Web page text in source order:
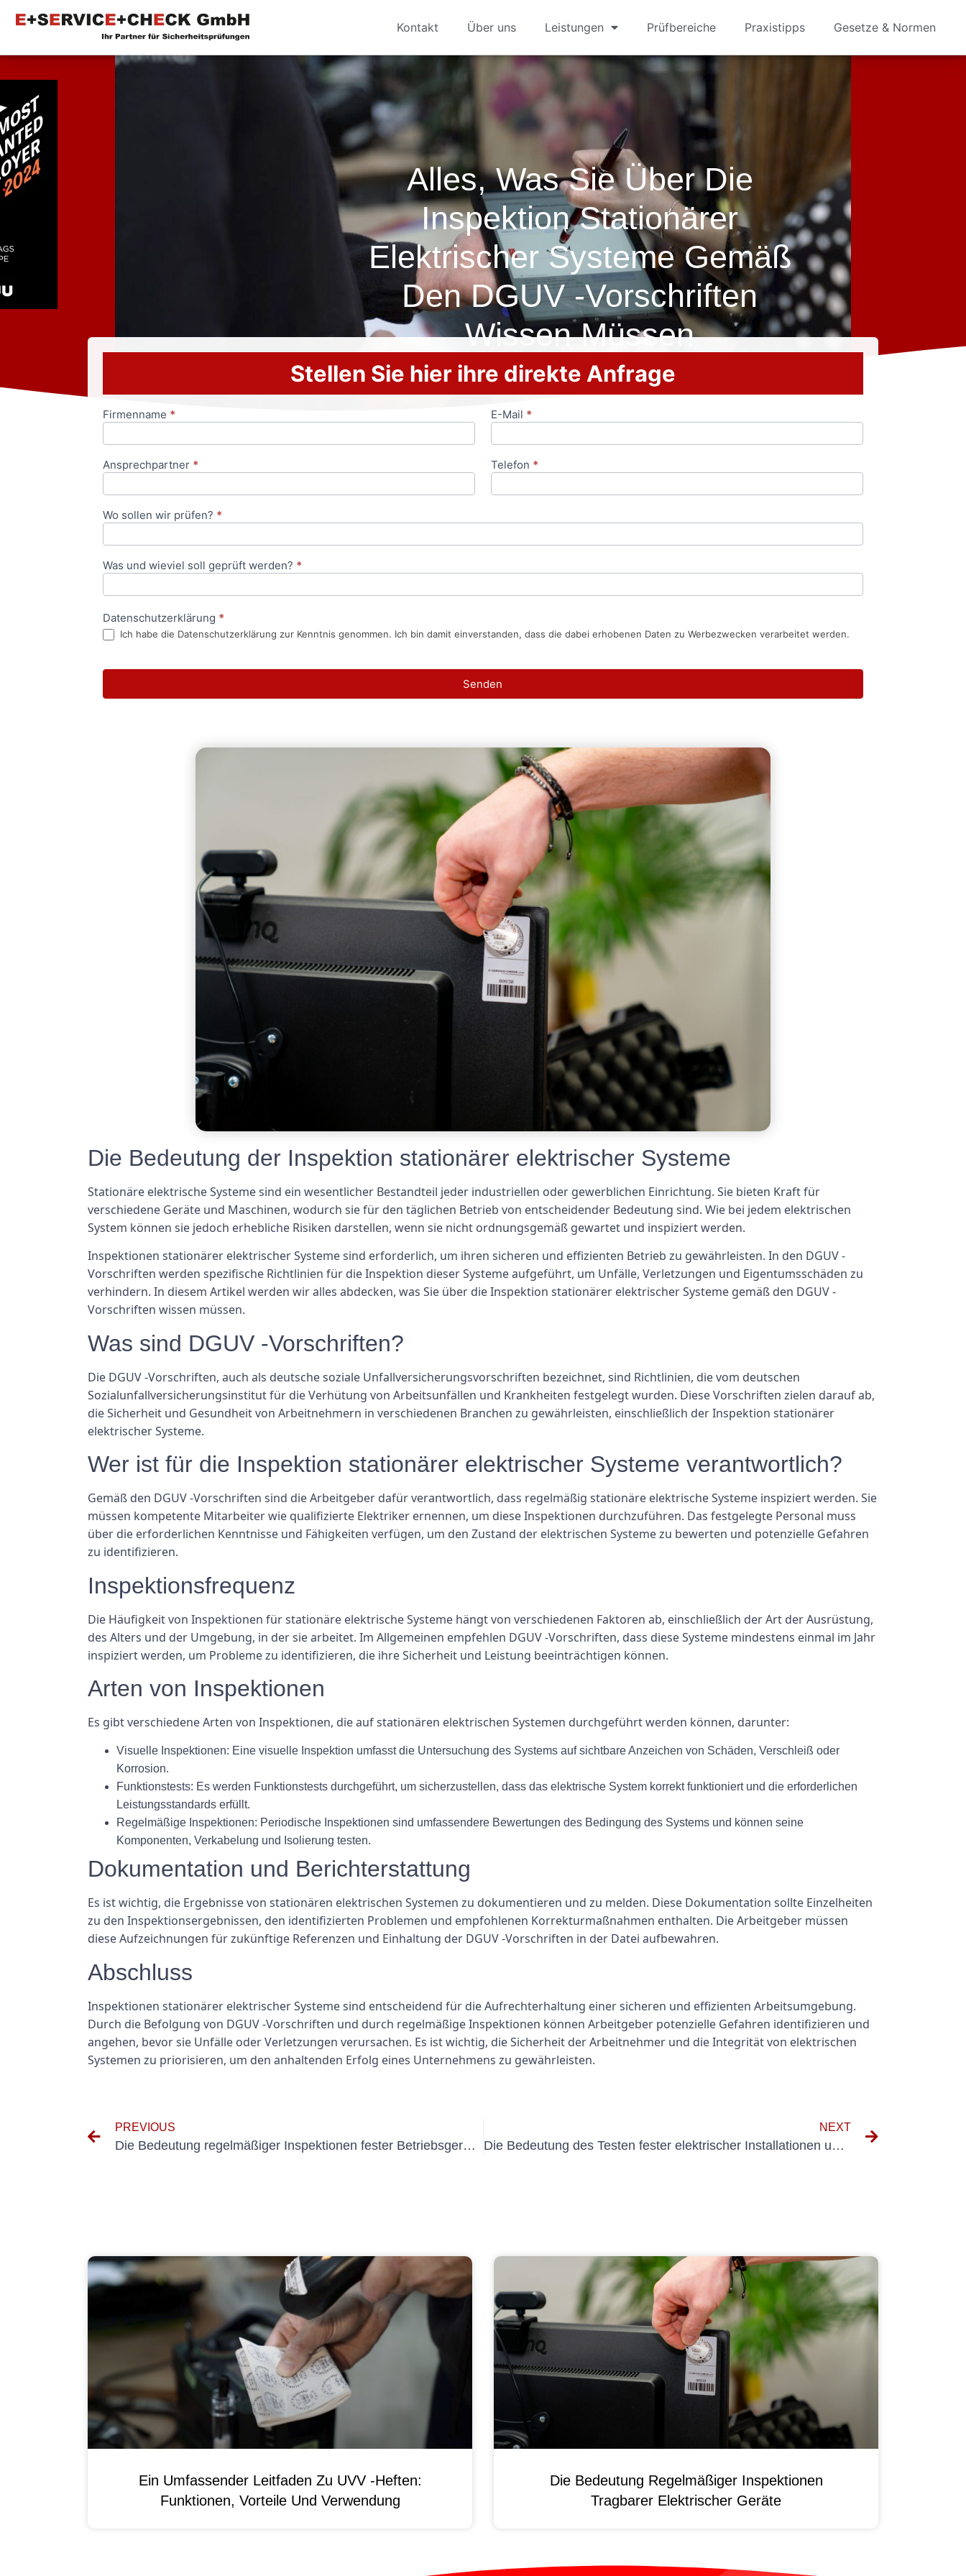
Kontakt Über uns Leistungen Prüfbereiche Praxistipps Gesetze & Normen
Alles, Was Sie Über Die
Inspektion Stationärer
Elektrischer Systeme Gemäß
Den DGUV -Vorschriften
Wissen Müssen
Stellen Sie hier ihre direkte Anfrage
Anfrageformular
Firmenname * E-Mail *
Ansprechpartner * Telefon *
Wo sollen wir prüfen? *
Was und wieviel soll geprüft werden? *
Datenschutzerklärung *
Ich habe die Datenschutzerklärung zur Kenntnis genommen. Ich bin damit einverstanden, dass die dabei erhobenen Daten zu Werbezwecken verarbeitet werden.
Senden
Die Bedeutung der Inspektion stationärer elektrischer Systeme
Stationäre elektrische Systeme sind ein wesentlicher Bestandteil jeder industriellen oder gewerblichen Einrichtung. Sie bieten Kraft für
verschiedene Geräte und Maschinen, wodurch sie für den täglichen Betrieb von entscheidender Bedeutung sind. Wie bei jedem elektrischen
System können sie jedoch erhebliche Risiken darstellen, wenn sie nicht ordnungsgemäß gewartet und inspiziert werden.
Inspektionen stationärer elektrischer Systeme sind erforderlich, um ihren sicheren und effizienten Betrieb zu gewährleisten. In den DGUV -
Vorschriften werden spezifische Richtlinien für die Inspektion dieser Systeme aufgeführt, um Unfälle, Verletzungen und Eigentumsschäden zu
verhindern. In diesem Artikel werden wir alles abdecken, was Sie über die Inspektion stationärer elektrischer Systeme gemäß den DGUV -
Vorschriften wissen müssen.
Was sind DGUV -Vorschriften?
Die DGUV -Vorschriften, auch als deutsche soziale Unfallversicherungsvorschriften bezeichnet, sind Richtlinien, die vom deutschen
Sozialunfallversicherungsinstitut für die Verhütung von Arbeitsunfällen und Krankheiten festgelegt wurden. Diese Vorschriften zielen darauf ab,
die Sicherheit und Gesundheit von Arbeitnehmern in verschiedenen Branchen zu gewährleisten, einschließlich der Inspektion stationärer
elektrischer Systeme.
Wer ist für die Inspektion stationärer elektrischer Systeme verantwortlich?
Gemäß den DGUV -Vorschriften sind die Arbeitgeber dafür verantwortlich, dass regelmäßig stationäre elektrische Systeme inspiziert werden. Sie
müssen kompetente Mitarbeiter wie qualifizierte Elektriker ernennen, um diese Inspektionen durchzuführen. Das festgelegte Personal muss
über die erforderlichen Kenntnisse und Fähigkeiten verfügen, um den Zustand der elektrischen Systeme zu bewerten und potenzielle Gefahren
zu identifizieren.
Inspektionsfrequenz
Die Häufigkeit von Inspektionen für stationäre elektrische Systeme hängt von verschiedenen Faktoren ab, einschließlich der Art der Ausrüstung,
des Alters und der Umgebung, in der sie arbeitet. Im Allgemeinen empfehlen DGUV -Vorschriften, dass diese Systeme mindestens einmal im Jahr
inspiziert werden, um Probleme zu identifizieren, die ihre Sicherheit und Leistung beeinträchtigen können.
Arten von Inspektionen
Es gibt verschiedene Arten von Inspektionen, die auf stationären elektrischen Systemen durchgeführt werden können, darunter:
Visuelle Inspektionen: Eine visuelle Inspektion umfasst die Untersuchung des Systems auf sichtbare Anzeichen von Schäden, Verschleiß oder
Korrosion.
Funktionstests: Es werden Funktionstests durchgeführt, um sicherzustellen, dass das elektrische System korrekt funktioniert und die erforderlichen
Leistungsstandards erfüllt.
Regelmäßige Inspektionen: Periodische Inspektionen sind umfassendere Bewertungen des Bedingung des Systems und können seine
Komponenten, Verkabelung und Isolierung testen.
Dokumentation und Berichterstattung
Es ist wichtig, die Ergebnisse von stationären elektrischen Systemen zu dokumentieren und zu melden. Diese Dokumentation sollte Einzelheiten
zu den Inspektionsergebnissen, den identifizierten Problemen und empfohlenen Korrekturmaßnahmen enthalten. Die Arbeitgeber müssen
diese Aufzeichnungen für zukünftige Referenzen und Einhaltung der DGUV -Vorschriften in der Datei aufbewahren.
Abschluss
Inspektionen stationärer elektrischer Systeme sind entscheidend für die Aufrechterhaltung einer sicheren und effizienten Arbeitsumgebung.
Durch die Befolgung von DGUV -Vorschriften und durch regelmäßige Inspektionen können Arbeitgeber potenzielle Gefahren identifizieren und
angehen, bevor sie Unfälle oder Verletzungen verursachen. Es ist wichtig, die Sicherheit der Arbeitnehmer und die Integrität von elektrischen
Systemen zu priorisieren, um den anhaltenden Erfolg eines Unternehmens zu gewährleisten.
PREVIOUS
Die Bedeutung regelmäßiger Inspektionen fester Betriebsgeräte gemäß DGUV V3 BGV A3
NEXT
Die Bedeutung des Testen fester elektrischer Installationen und Wiederholungsmaschineninspektionen
Ein Umfassender Leitfaden Zu UVV -Heften:
Funktionen, Vorteile Und Verwendung
Die Bedeutung Regelmäßiger Inspektionen
Tragbarer Elektrischer Geräte